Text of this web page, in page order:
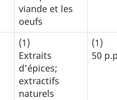
viande et les
oeufs
(1)
Extraits
d'épices;
extractifs
naturels
(1)
50